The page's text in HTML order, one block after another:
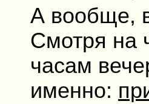
А вообще,
Смотря на
часам
именно: